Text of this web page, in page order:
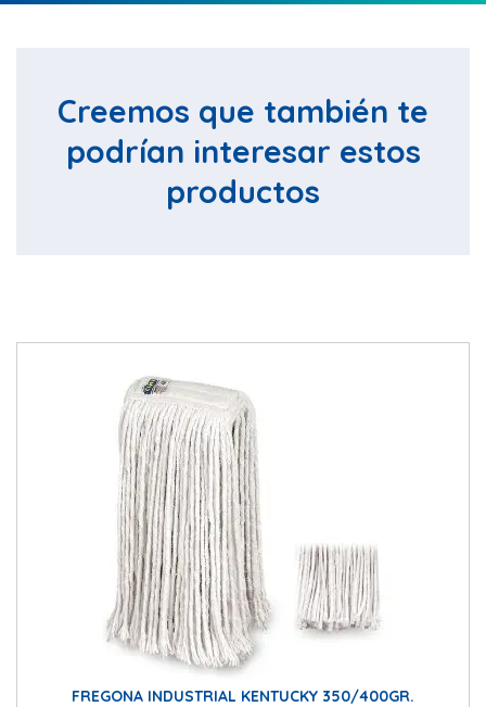
Creemos que también te
podrían interesar estos
productos
FREGONA INDUSTRIAL KENTUCKY 350/400GR.